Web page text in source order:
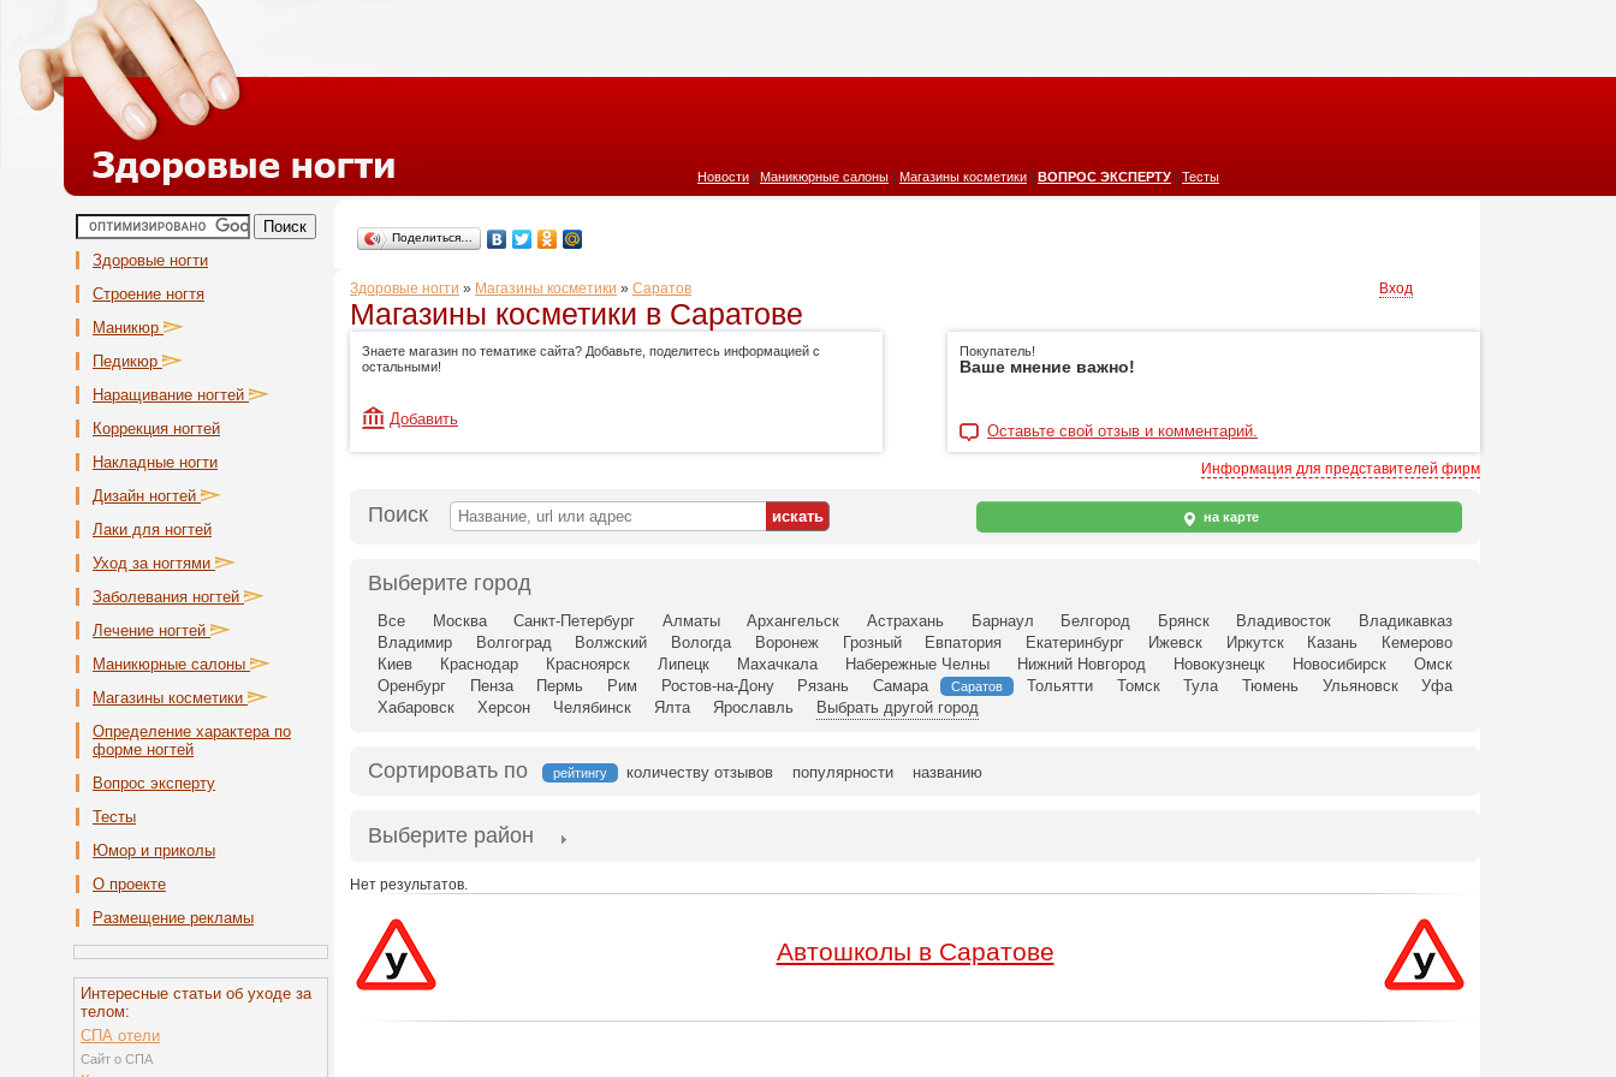
Новости Маникюрные салоны Магазины косметики ВОПРОС ЭКСПЕРТУ Тесты
Здоровые ногти
Строение ногтя
Маникюр
Педикюр
Наращивание ногтей
Коррекция ногтей
Накладные ногти
Дизайн ногтей
Лаки для ногтей
Уход за ногтями
Заболевания ногтей
Лечение ногтей
Маникюрные салоны
Магазины косметики
Определение характера по
форме ногтей
Вопрос эксперту
Тесты
Юмор и приколы
О проекте
Размещение рекламы
Интересные статьи об уходе за
телом:
СПА отели
Сайт о СПА
Поделиться…
Здоровые ногти » Магазины косметики » Саратов Вход
Магазины косметики в Саратове
Знаете магазин по тематике сайта? Добавьте, поделитесь информацией с
остальными!
Добавить
Покупатель!
Ваше мнение важно!
Оставьте свой отзыв и комментарий.
Информация для представителей фирм
Поиск на карте
Выберите город
Все Москва Санкт-Петербург Алматы Архангельск Астрахань Барнаул Белгород Брянск Владивосток
Владикавказ
Владимир
Волгоград Волжский Вологда Воронеж Грозный Евпатория Екатеринбург Ижевск Иркутск Казань
Кемерово
Киев
Краснодар Красноярск Липецк Махачкала Набережные Челны Нижний Новгород Новокузнецк Новосибирск
Омск
Оренбург
Пенза Пермь Рим Ростов-на-Дону Рязань Самара Саратов Тольятти Томск Тула Тюмень Ульяновск
Уфа
Хабаровск
Херсон Челябинск Ялта Ярославль Выбрать другой город
Сортировать по рейтингу количеству отзывов популярности названию
Выберите район
Нет результатов.
Автошколы в Саратове